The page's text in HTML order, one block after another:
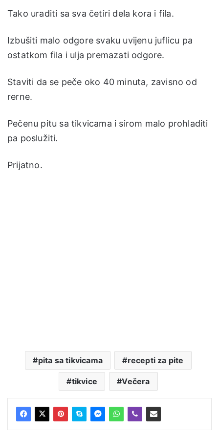
Tako uraditi sa sva četiri dela kora i fila.
Izbušiti malo odgore svaku uvijenu juflicu pa
ostatkom fila i ulja premazati odgore.
Staviti da se peče oko 40 minuta, zavisno od
rerne.
Pečenu pitu sa tikvicama i sirom malo prohladiti
pa poslužiti.
Prijatno.
pita sa tikvicama recepti za pite
tikvice Večera